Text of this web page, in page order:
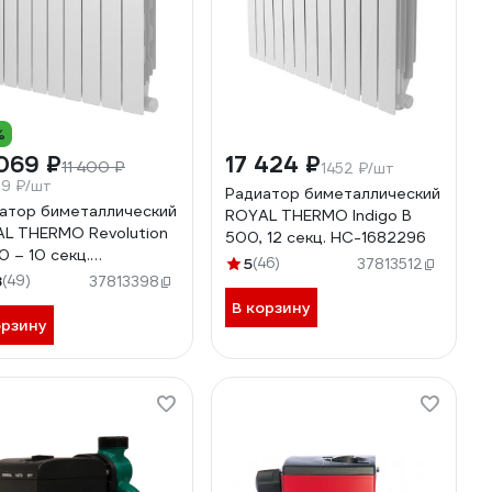
₽11 400 ₽
₽/шт
биметаллический
THERMO Revolution
– 10 секц.
(49) 37813398
17 424 ₽1452 ₽/шт
Радиатор биметаллический
ROYAL THERMO Indigo B
500, 12 секц. НС-1682296
5(46) 37813512
В корзину